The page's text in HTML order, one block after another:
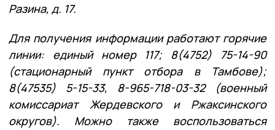
Разина, д. 17.
Для получения информации работают горячие
линии: единый номер 117; 8(4752) 75-14-90
(стационарный пункт отбора в Тамбове);
8(47535) 5-15-33, 8-965-718-03-32 (военный
комиссариат Жердевского и Ржаксинского
округов). Можно также воспользоваться